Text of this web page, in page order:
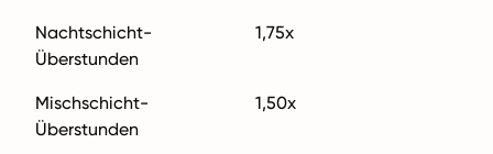
Nachtschicht-
Überstunden
1,75x
Mischschicht-
Überstunden
1,50x